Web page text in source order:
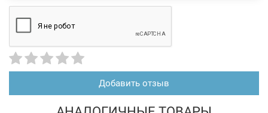
Добавить отзыв